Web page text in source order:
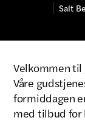
Salt
Velkommen til
Våre
formiddagen
med tilbud for